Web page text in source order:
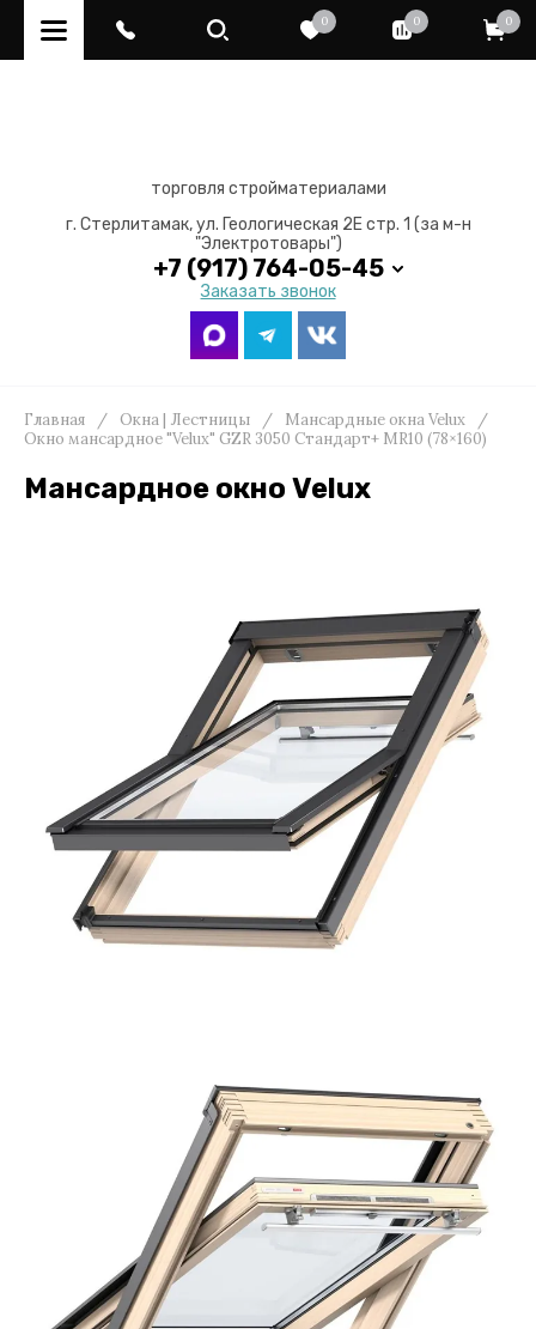
0 0 0
торговля стройматериалами
г. Стерлитамак, ул. Геологическая 2Е стр. 1 (за м-н
"Электротовары")
+7 (917) 764-05-45
Заказать звонок
Главная / Окна | Лестницы / Мансардные окна Velux
/
Окно мансардное "Velux" GZR 3050 Стандарт+ MR10 (78×160)
Мансардное окно Velux